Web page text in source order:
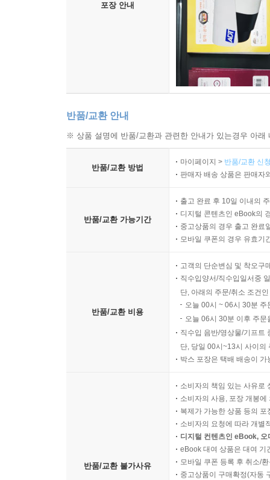
포장 안내
반품/교환 안내
※ 상품 설명에 반품/교환과 관련한 안내가 있는경우 아
반품/교환 방법
마이페이지 > 반품/교환 신
판매자 배송 상품은 판매자
반품/교환 가능기간
출고 완료 후 10일 이내의
디지털 콘텐츠인 eBook의
중고상품의 경우 출고 완료
모바일 쿠폰의 경우 유효기
반품/교환 비용
고객의 단순변심 및 착오구
직수입양서/직수입일서중
단, 아래의 주문/취소 조건
오늘 00시 ~ 06시 30분
오늘 06시 30분 이후 주
직수입 음반/영상물/기프트
단, 당일 00시~13시 사이의
박스 포장은 택배 배송이
반품/교환 불가사유
소비자의 책임 있는 사유로
소비자의 사용, 포장 개봉
복제가 가능한 상품 등의
소비자의 요청에 따라 개별
디지털 컨텐츠인 eBook,
eBook 대여 상품은 대여 기
모바일 쿠폰 등록 후 취소/
중고상품이 구매확정(자동